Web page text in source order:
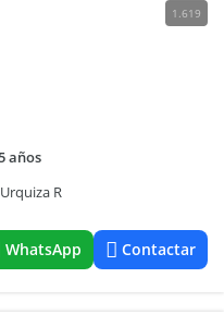
1.619
años
R
WhatsApp Contactar